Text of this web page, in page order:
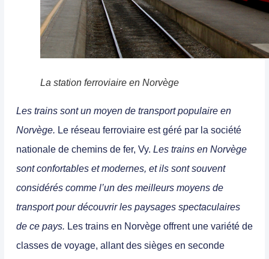
La station ferroviaire en Norvège
Les trains sont un moyen de transport populaire en
Norvège. Le réseau ferroviaire est géré par la société
nationale de chemins de fer, Vy. Les trains en Norvège
sont confortables et modernes, et ils sont souvent
considérés comme l’un des meilleurs moyens de
transport pour découvrir les paysages spectaculaires
de ce pays. Les trains en Norvège offrent une variété de
classes de voyage, allant des sièges en seconde